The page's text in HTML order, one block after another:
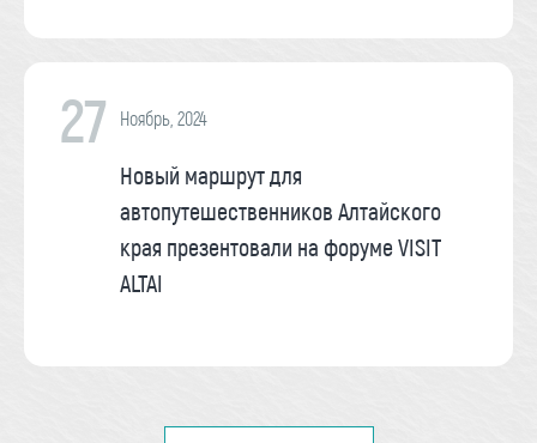
27 Ноябрь, 2024
Новый маршрут для
автопутешественников Алтайского
края презентовали на форуме VISIT
ALTAI